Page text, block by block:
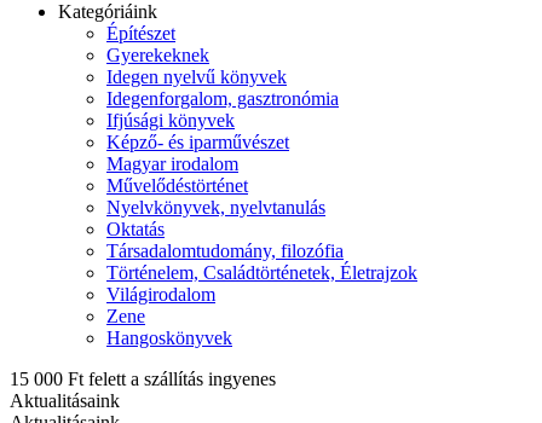
Kategóriáink
Építészet
Gyerekeknek
Idegen nyelvű könyvek
Idegenforgalom, gasztronómia
Ifjúsági könyvek
Képző- és iparművészet
Magyar irodalom
Művelődéstörténet
Nyelvkönyvek, nyelvtanulás
Oktatás
Társadalomtudomány, filozófia
Történelem, Családtörténetek, Életrajzok
Világirodalom
Zene
Hangoskönyvek
15 000 Ft felett a szállítás ingyenes
Aktualitásaink